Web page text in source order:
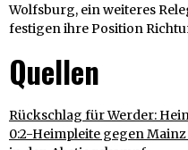
Wolfsburg, ein weiteres
festigen ihre Position
Quellen
Rückschlag für Werder:
0:2-Heimpleite gegen